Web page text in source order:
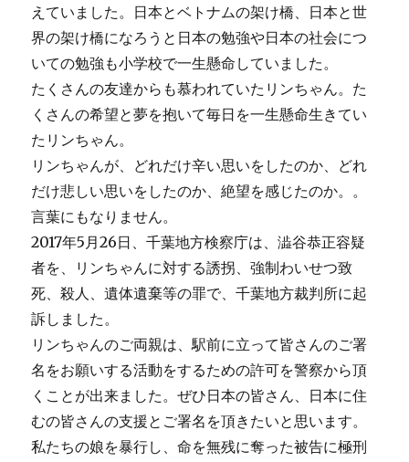
お
願
い
に
えていました。日本とベトナムの架け橋、日本と世
界の架け橋になろうと日本の勉強や日本の社会につ
いての勉強も小学校で一生懸命していました。
たくさんの友達からも慕われていたリンちゃん。た
くさんの希望と夢を抱いて毎日を一生懸命生きてい
たリンちゃん。
リンちゃんが、どれだけ辛い思いをしたのか、どれ
だけ悲しい思いをしたのか、絶望を感じたのか。。
言葉にもなりません。
2017年5月26日、千葉地方検察庁は、澁谷恭正容疑
者を、リンちゃんに対する誘拐、強制わいせつ致
死、殺人、遺体遺棄等の罪で、千葉地方裁判所に起
訴しました。
リンちゃんのご両親は、駅前に立って皆さんのご署
名をお願いする活動をするための許可を警察から頂
くことが出来ました。ぜひ日本の皆さん、日本に住
むの皆さんの支援とご署名を頂きたいと思います。
私たちの娘を暴行し、命を無残に奪った被告に極刑